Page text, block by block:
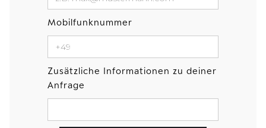
Mobilfunknummer
Zusätzliche Informationen zu deiner
Anfrage